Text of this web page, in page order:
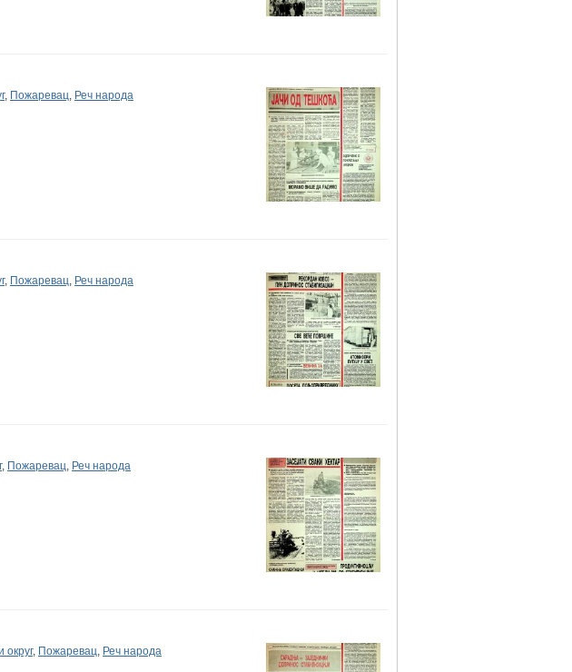
, Пожаревац, Реч народа
, Пожаревац, Реч народа
, Пожаревац, Реч народа
округ, Пожаревац, Реч народа